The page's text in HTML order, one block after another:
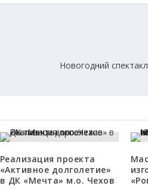
Новогодний
Реализация проекта
«Активное долголетие»
в ДК «Мечта» м.о. Чехов